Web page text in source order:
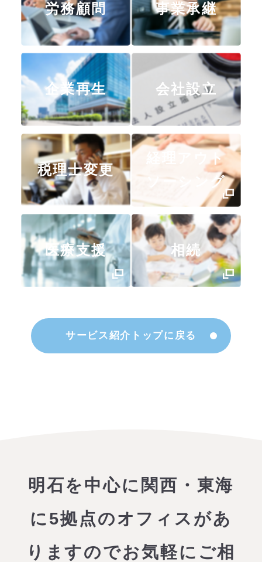
労務顧問 事業承継
企業再生 会社設立
税理士変更
経理アウト
ソーシング
医療支援 相続
サービス紹介トップに戻る
明石を中心に関西・東海
に5拠点のオフィスがあ
りますのでお気軽にご相